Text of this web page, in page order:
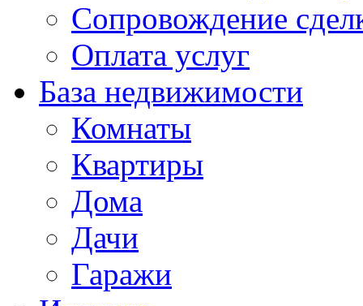
Сопровождение
Оплата услуг
База недвижимости
Комнаты
Квартиры
Дома
Дачи
Гаражи